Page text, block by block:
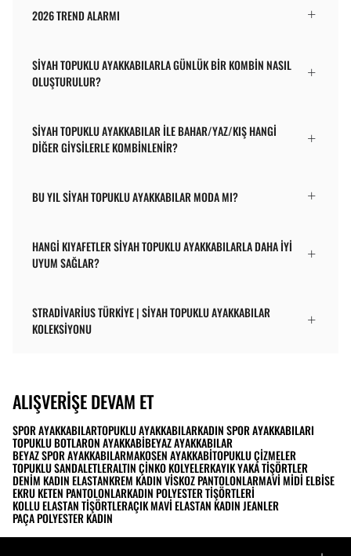
2026 TREND ALARMI
SIYAH TOPUKLU AYAKKABILARLA GÜNLÜK BIR KOMBIN NASIL
OLUŞTURULUR?
SIYAH TOPUKLU AYAKKABILAR ILE BAHAR/YAZ/KIŞ HANGI
DIĞER GIYSILERLE KOMBINLENIR?
BU YIL SIYAH TOPUKLU AYAKKABILAR MODA MI?
HANGI KIYAFETLER SIYAH TOPUKLU AYAKKABILARLA DAHA İYI
UYUM SAĞLAR?
STRADIVARIUS TÜRKIYE | SIYAH TOPUKLU AYAKKABILAR
KOLEKSIYONU
ALIŞVERIŞE DEVAM ET
SPOR AYAKKABILARTOPUKLU AYAKKABILARKADIN SPOR AYAKKABILARI
TOPUKLU BOTLARON AYAKKABIBEYAZ AYAKKABILAR
BEYAZ SPOR AYAKKABILARMAKOSEN AYAKKABITOPUKLU ÇIZMELER
TOPUKLU SANDALETLERALTIN ÇINKO KOLYELERKAYIK YAKA TIŞÖRTLER
DENIM KADIN ELASTANKREM KADIN VISKOZ PANTOLONLARMAVI MIDI ELBISE
EKRU KETEN PANTOLONLARKADIN POLYESTER TIŞÖRTLERI
KOLLU ELASTAN TIŞÖRTLERAÇIK MAVI ELASTAN KADIN JEANLER
PAÇA POLYESTER KADIN